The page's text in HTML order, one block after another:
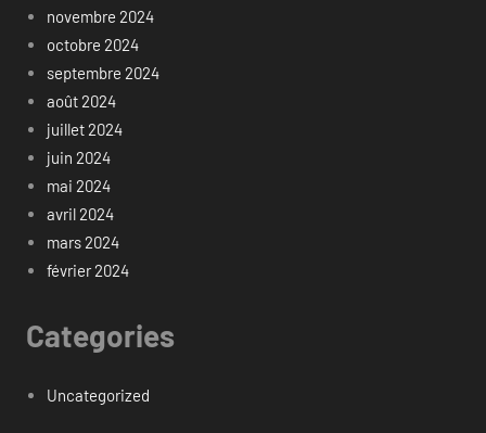
novembre 2024
octobre 2024
septembre 2024
août 2024
juillet 2024
juin 2024
mai 2024
avril 2024
mars 2024
février 2024
Categories
Uncategorized